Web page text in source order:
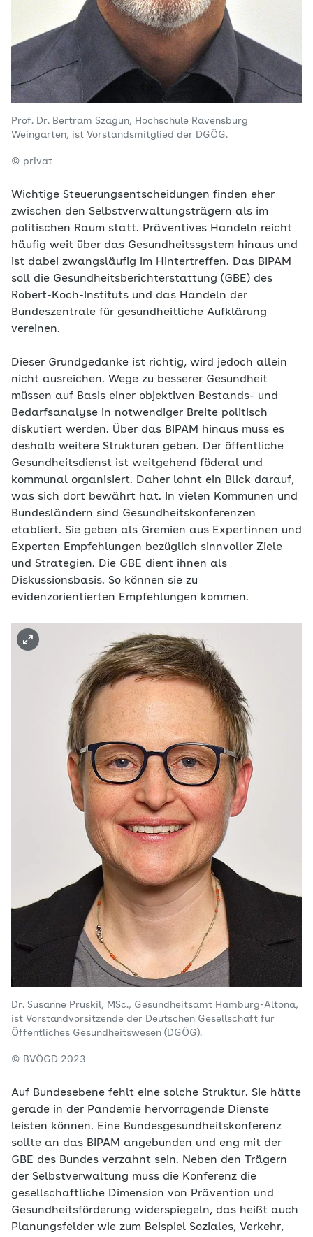
Prof. Dr. Bertram Szagun, Hochschule Ravensburg
Weingarten, ist Vorstandsmitglied der DGÖG.
© privat
Wichtige Steuerungsentscheidungen finden eher
zwischen den Selbstverwaltungsträgern als im
politischen Raum statt. Präventives Handeln reicht
häufig weit über das Gesundheitssystem hinaus und
ist dabei zwangsläufig im Hintertreffen. Das BIPAM
soll die Gesundheitsberichterstattung (GBE) des
Robert-Koch-Instituts und das Handeln der
Bundeszentrale für gesundheitliche Aufklärung
vereinen.
Dieser Grundgedanke ist richtig, wird jedoch allein
nicht ausreichen. Wege zu besserer Gesundheit
müssen auf Basis einer objektiven Bestands- und
Bedarfsanalyse in notwendiger Breite politisch
diskutiert werden. Über das BIPAM hinaus muss es
deshalb weitere Strukturen geben. Der öffentliche
Gesundheitsdienst ist weitgehend föderal und
kommunal organisiert. Daher lohnt ein Blick darauf,
was sich dort bewährt hat. In vielen Kommunen und
Bundesländern sind Gesundheitskonferenzen
etabliert. Sie geben als Gremien aus Expertinnen und
Experten Empfehlungen bezüglich sinnvoller Ziele
und Strategien. Die GBE dient ihnen als
Diskussionsbasis. So können sie zu
evidenzorientierten Empfehlungen kommen.
Dr. Susanne Pruskil, MSc., Gesundheitsamt Hamburg-Altona,
ist Vorstandvorsitzende der Deutschen Gesellschaft für
Öffentliches Gesundheitswesen (DGÖG).
© BVÖGD 2023
Auf Bundesebene fehlt eine solche Struktur. Sie hätte
gerade in der Pandemie hervorragende Dienste
leisten können. Eine Bundesgesundheitskonferenz
sollte an das BIPAM angebunden und eng mit der
GBE des Bundes verzahnt sein. Neben den Trägern
der Selbstverwaltung muss die Konferenz die
gesellschaftliche Dimension von Prävention und
Gesundheitsförderung widerspiegeln, das heißt auch
Planungsfelder wie zum Beispiel Soziales, Verkehr,